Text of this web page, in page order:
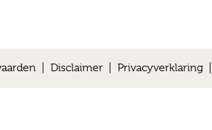
| Disclaimer| Privacyverklaring|